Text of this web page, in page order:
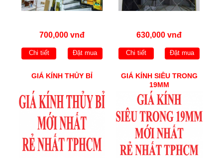
700,000 vnđ
Chi tiết Đặt mua
630,000 vnđ
Chi tiết Đặt mua
GIÁ KÍNH THỦY BỈ
GIÁ KÍNH SIÊU TRONG
19MM